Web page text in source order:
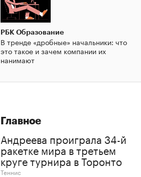
РБК Образование
В тренде «дробные» начальники: что
это такое и зачем компании их
нанимают
Главное
Андреева проиграла 34-й
ракетке мира в третьем
круге турнира в Торонто
Теннис